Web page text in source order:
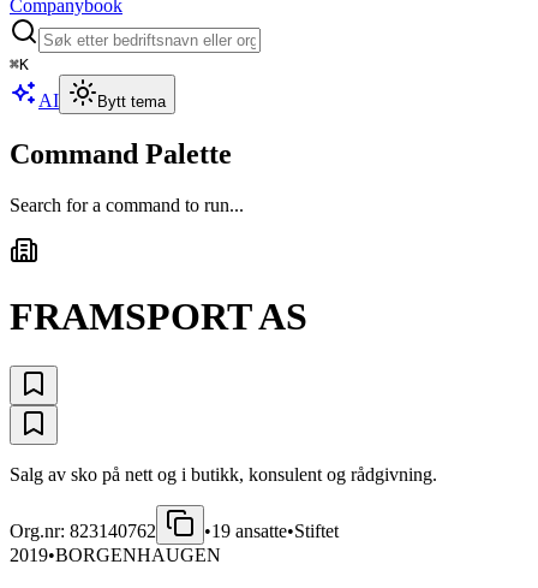
Companybook
⌘K
AI Bytt tema
Command Palette
Search for a command to run...
FRAMSPORT AS
Salg av sko på nett og i butikk, konsulent og rådgivning.
Org.nr: 823140762 •19 ansatte•Stiftet
2019•BORGENHAUGEN